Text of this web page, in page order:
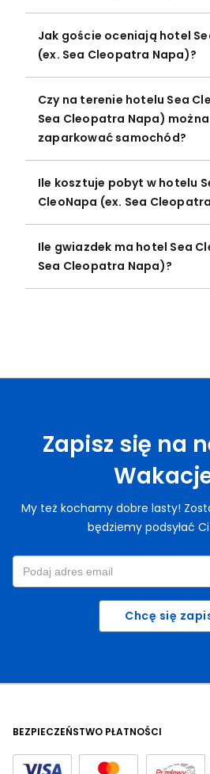
Jak goście oceniają hotel
(ex. Sea Cleopatra Napa)?
Czy na terenie hotelu Sea
Sea Cleopatra Napa) można
zaparkować samochód?
Ile kosztuje pobyt w hotelu
CleoNapa (ex. Sea
Ile gwiazdek ma hotel Sea
Sea Cleopatra Napa)?
Zapisz się na
My też kochamy dobre lasty!
będziemy podsyłać
Chcę się
BEZPIECZEŃSTWO PŁATNOŚCI